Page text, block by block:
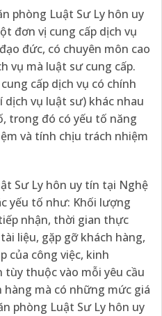
phòng Luật Sư Ly hôn uy
đơn vị cung cấp dịch vụ
đức, có chuyên môn cao
vụ mà luật sư cung cấp.
cấp dịch vụ có chính
dịch vụ luật sư) khác nhau
trong đó có yếu tố năng
và tính chịu trách nhiệm
Sư Ly hôn uy tín tại Nghệ
yếu tố như: Khối lượng
nhận, thời gian thực
liệu, gặp gỡ khách hàng,
của công việc, kinh
tùy thuộc vào mỗi yêu cầu
hàng mà có những mức giá
phòng Luật Sư Ly hôn uy